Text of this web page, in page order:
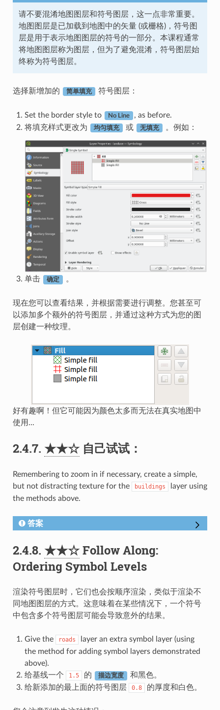
请不要混淆地图图层和符号图层，这一点非常重要。
地图图层是已加载到地图中的矢量 (或栅格)，符号图
层是用于表示地图图层的符号的一部分。本课程通常
将地图图层称为图层，但为了避免混淆，符号图层始
终称为符号图层。
选择新增加的 简单填充 符号图层：
Set the border style to No Line
, as before.
将填充样式更改为
均匀填充 或 无填充 。例如：
单击 确定 。
现在您可以查看结果，并根据需要进行调整。您甚至可
以添加多个额外的符号图层，并通过这种方式为您的图
层创建一种纹理。
好有趣啊！但它可能因为颜色太多而无法在真实地图中
使用...
2.4.7. ★★☆自己试试：
Remembering to zoom in if necessary, create a simple,
but not distracting texture for the
buildings
layer using
the methods above.
答案
2.4.8. ★★☆Follow Along:
Ordering Symbol Levels
渲染符号图层时，它们也会按顺序渲染，类似于渲染不
同地图图层的方式。这意味着在某些情况下，一个符号
中包含多个符号图层可能会导致意外的结果。
Give the roads
layer an extra symbol layer (using
the method for adding symbol layers demonstrated
above).
给基线一个
1.5 的 描边宽度
和黑色。
给新添加的最上面的符号图层
0.8 的厚度和白色。